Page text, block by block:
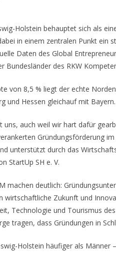
Holstein behauptet sich als
in einem zentralen Punkt ein
Daten des Global
Bundesländer des RKW
von 8,5 % liegt der echte
und Hessen gleichauf mit
uns, auch weil wir hart dafür
Gründungsförderung
unterstützt durch das
StartUp SH e. V.
machen deutlich:
wirtschaftliche Zukunft und
Technologie und Tourismus
tragen, dass Gründungen in
Holstein häufiger als Männer